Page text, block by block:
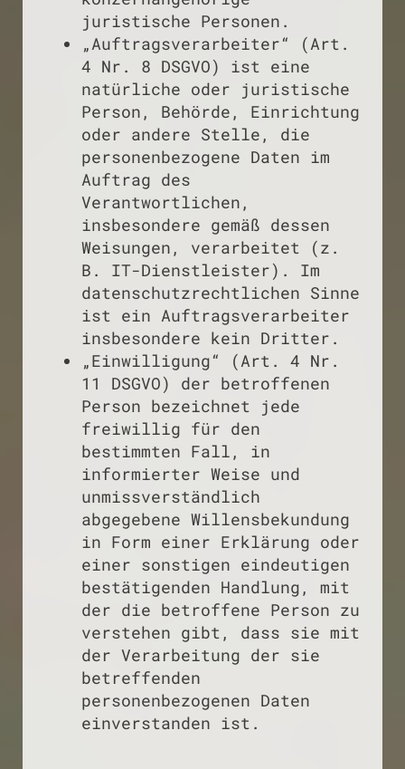
juristische Personen.
„Auftragsverarbeiter“ (Art.
4 Nr. 8 DSGVO) ist eine
natürliche oder juristische
Person, Behörde, Einrichtung
oder andere Stelle, die
personenbezogene Daten im
Auftrag des
Verantwortlichen,
insbesondere gemäß dessen
Weisungen, verarbeitet (z.
B. IT-Dienstleister). Im
datenschutzrechtlichen Sinne
ist ein Auftragsverarbeiter
insbesondere kein Dritter.
„Einwilligung“ (Art. 4 Nr.
11 DSGVO) der betroffenen
Person bezeichnet jede
freiwillig für den
bestimmten Fall, in
informierter Weise und
unmissverständlich
abgegebene Willensbekundung
in Form einer Erklärung oder
einer sonstigen eindeutigen
bestätigenden Handlung, mit
der die betroffene Person zu
verstehen gibt, dass sie mit
der Verarbeitung der sie
betreffenden
personenbezogenen Daten
einverstanden ist.